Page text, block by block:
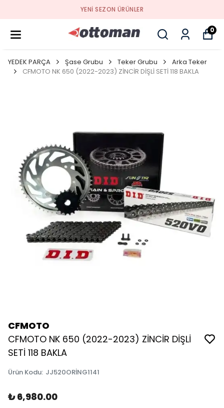
YENI SEZON ÜRÜNLER
0
YEDEK PARÇA Şase Grubu Teker Grubu
Arka Teker
CFMOTO NK 650 (2022-2023) ZİNCİR DİŞLİ SETİ 118 BAKLA
CFMOTO
CFMOTO NK 650 (2022-2023) ZİNCİR DİŞLİ
SETİ 118 BAKLA
Ürün Kodu: JJ520ORİNG1141
₺ 6,980.00